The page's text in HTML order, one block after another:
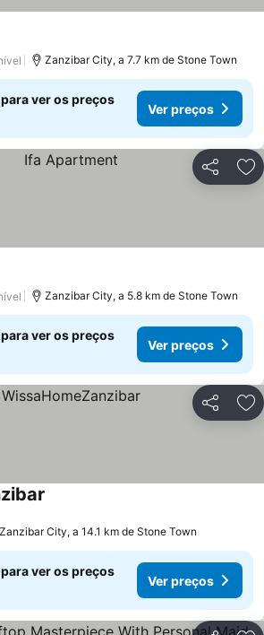
Zanzibar City, a 7.7 km de Stone Town
ver os preços
Ver preços
Partilhar
Zanzibar City, a 5.8 km de Stone Town
ver os preços
Ver preços
Partilhar
Zanzibar City, a 14.1 km de Stone Town
ver os preços
Ver preços